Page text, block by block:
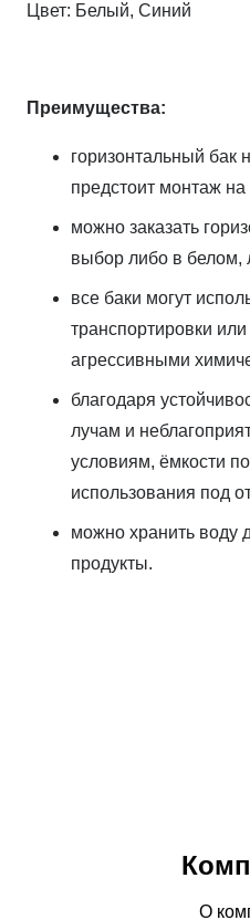
Цвет: Белый, Синий
Преимущества:
горизонтальный бак
предстоит монтаж
можно заказать
выбор либо в белом,
все баки могут
транспортировки
агрессивными
благодаря
лучам и
условиям, ёмкости
использования под
можно хранить воду
продукты.
О